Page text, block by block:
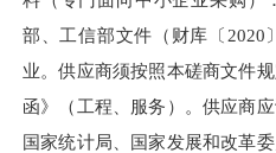
部、工信部文件（财库〔2020
业。供应商须按照本磋商文件
函》（工程、服务）。供应商
国家统计局、国家发展和改革